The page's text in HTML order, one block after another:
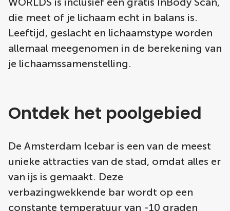
die meet of je lichaam echt in balans is.
Leeftijd, geslacht en lichaamstype worden
allemaal meegenomen in de berekening van
je lichaamssamenstelling.
Ontdek het poolgebied
De Amsterdam Icebar is een van de meest
unieke attracties van de stad, omdat alles er
van ijs is gemaakt. Deze
verbazingwekkende bar wordt op een
constante temperatuur van -10 graden